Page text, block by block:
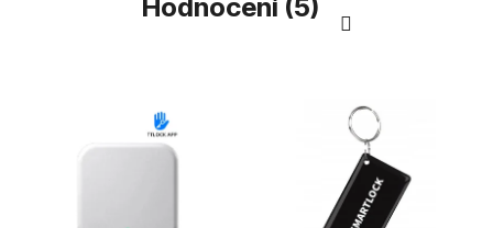
Hodnocení (5)